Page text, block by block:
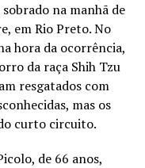
na manhã de
em Rio Preto. No
hora da ocorrência,
da raça Shih Tzu
resgatados com
mas os
curto circuito.
de 66 anos,